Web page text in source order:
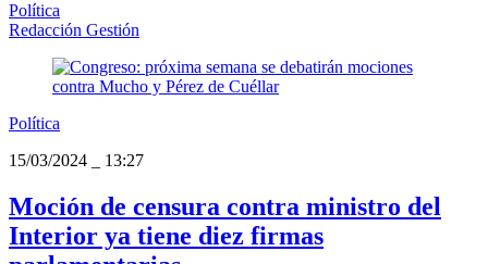
Política
Redacción Gestión
Política
15/03/2024
13:27
Moción de censura contra ministro del
Interior ya tiene diez firmas